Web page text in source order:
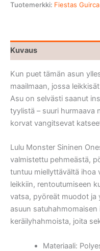
Tuotemerkki: Fiestas Guirca
Kuvaus
Kun puet tämän asun
maailmaan, jossa
Asu on selvästi saanut
tyylistä – suuri hurmaava
korvat vangitsevat
Lulu Monster Sininen
valmistettu pehmeästä,
tuntuu miellyttävältä ihoa
leikkiin, rentoutumiseen
vatsa, pyöreät muodot
asuun
keräilyhahmoista, joita
Materiaali: